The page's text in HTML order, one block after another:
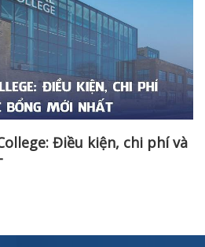
Điều kiện, chi phí và